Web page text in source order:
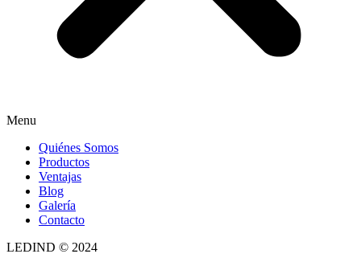
Menu
Quiénes Somos
Productos
Ventajas
Blog
Galería
Contacto
LEDIND © 2024